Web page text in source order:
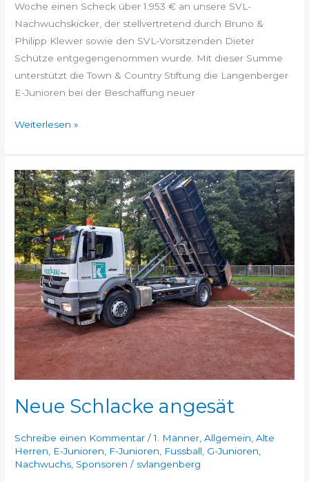
Woche einen Scheck über 1.953 € an unsere SVL-
Nachwuchskicker, der stellvertretend durch Bruno &
Philipp Klewer sowie den SVL-Vorsitzenden Dieter
Schütze entgegengenommen wurde. Mit dieser Summe
unterstützt die Town & Country Stiftung die Langenberger
E-Junioren bei der Beschaffung neuer
Weiterlesen »
Neue Schlacke angesät
Schreibe einen Kommentar /1. Männer ,Allgemein ,Alte
Herren
E-Junioren F-Junioren Fussball G-Junioren
Nachwuchs Sponsoren / svlangenberg
Neue
Schlacke
angesät